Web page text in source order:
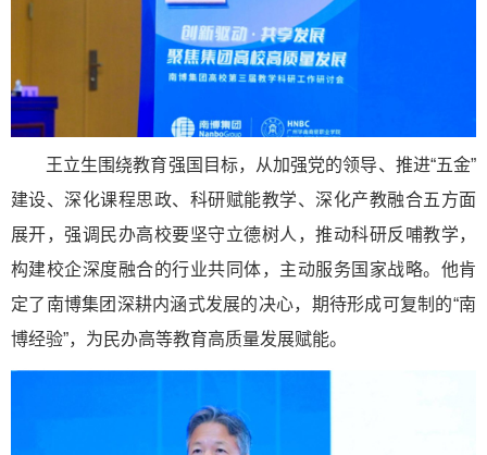
王立生围绕教育强国目标，从加强党的领导、推进“五金”
建设、深化课程思政、科研赋能教学、深化产教融合五方面
展开，强调民办高校要坚守立德树人，推动科研反哺教学，
构建校企深度融合的行业共同体，主动服务国家战略。他肯
定了南博集团深耕内涵式发展的决心，期待形成可复制的“南
博经验”，为民办高等教育高质量发展赋能。